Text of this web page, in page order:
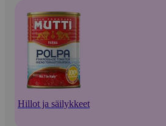
Hillot ja säilykkeet